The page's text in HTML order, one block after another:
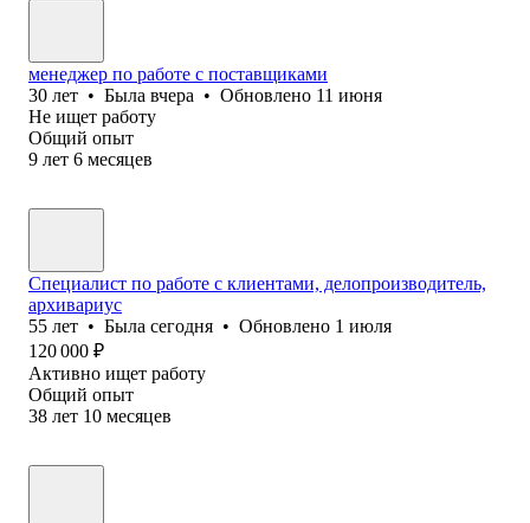
менеджер по работе с поставщиками
30 лет • Была вчера • Обновлено 11 июня
Не ищет работу
Общий опыт
9 лет 6 месяцев
Специалист по работе с клиентами, делопроизводитель,
архивариус
55 лет • Была сегодня • Обновлено 1 июля
120 000 ₽
Активно ищет работу
Общий опыт
38 лет 10 месяцев